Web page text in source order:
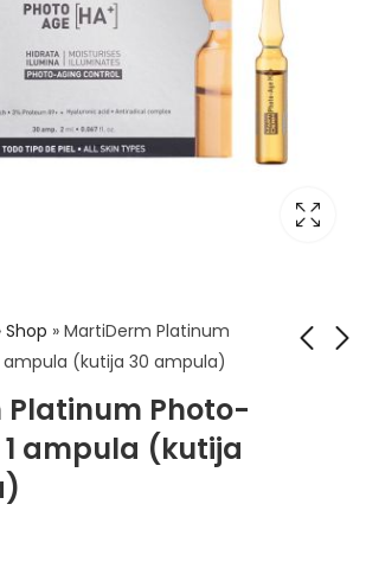
Shop » MartiDerm Platinum
ampula (kutija 30 ampula)
Platinum Photo-
1 ampula (kutija
MartiDerm Platinum
Eye Correct 2x10ml
92,50
MartiDerm The
Originals Proteos
Hydra Plus SPF
3,75